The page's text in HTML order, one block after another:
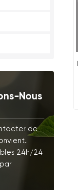
Nous
de
24h/24